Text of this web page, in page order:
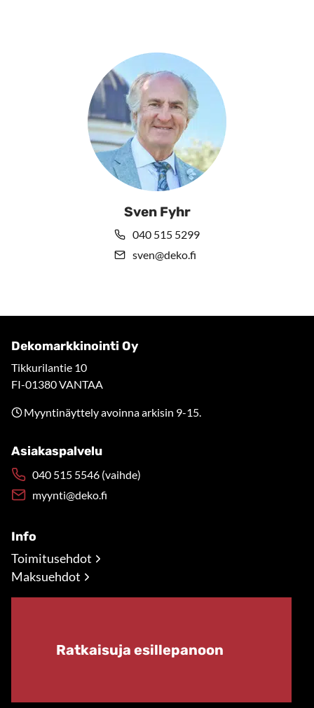
Sven Fyhr
040 515 5299
sven@deko.fi
Dekomarkkinointi Oy
Tikkurilantie 10
FI-01380 VANTAA
Myyntinäyttely avoinna arkisin 9-15.
Asiakaspalvelu
040 515 5546 (vaihde)
myynti@deko.fi
Info
Toimitusehdot
Maksuehdot
Ratkaisuja esillepanoon